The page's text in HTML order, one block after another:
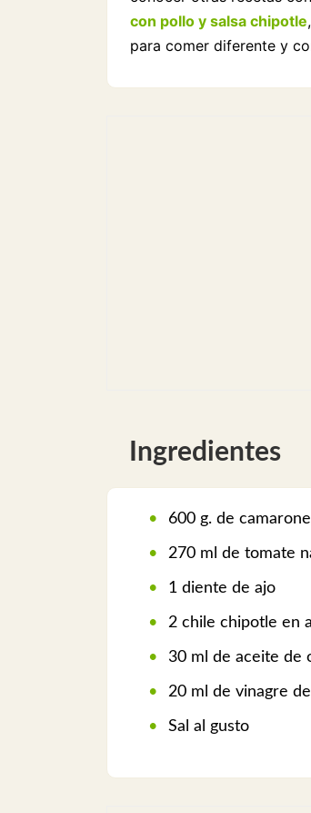
con pollo y salsa chipotle
para comer diferente y
Ingredientes
600 g. de
270 ml de tomate
1 diente de ajo
2 chile chipotle en
30 ml de aceite de
20 ml de vinagre
Sal al gusto